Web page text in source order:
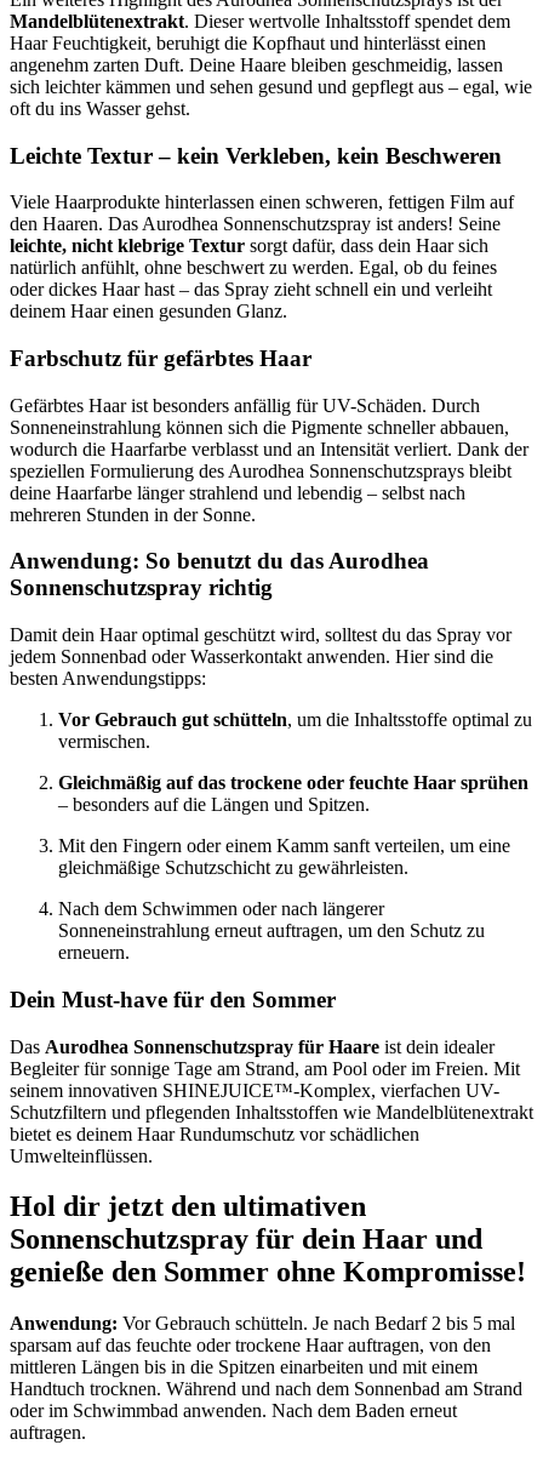
Mandelblütenextrakt. Dieser wertvolle Inhaltsstoff spendet dem
Haar Feuchtigkeit, beruhigt die Kopfhaut und hinterlässt einen
angenehm zarten Duft. Deine Haare bleiben geschmeidig, lassen
sich leichter kämmen und sehen gesund und gepflegt aus – egal, wie
oft du ins Wasser gehst.
Leichte Textur – kein Verkleben, kein Beschweren
Viele Haarprodukte hinterlassen einen schweren, fettigen Film auf
den Haaren. Das Aurodhea Sonnenschutzspray ist anders! Seine
leichte, nicht klebrige Textur sorgt dafür, dass dein Haar sich
natürlich anfühlt, ohne beschwert zu werden. Egal, ob du feines
oder dickes Haar hast – das Spray zieht schnell ein und verleiht
deinem Haar einen gesunden Glanz.
Farbschutz für gefärbtes Haar
Gefärbtes Haar ist besonders anfällig für UV-Schäden. Durch
Sonneneinstrahlung können sich die Pigmente schneller abbauen,
wodurch die Haarfarbe verblasst und an Intensität verliert. Dank der
speziellen Formulierung des Aurodhea Sonnenschutzsprays bleibt
deine Haarfarbe länger strahlend und lebendig – selbst nach
mehreren Stunden in der Sonne.
Anwendung: So benutzt du das Aurodhea
Sonnenschutzspray richtig
Damit dein Haar optimal geschützt wird, solltest du das Spray vor
jedem Sonnenbad oder Wasserkontakt anwenden. Hier sind die
besten Anwendungstipps:
Vor Gebrauch gut schütteln, um die Inhaltsstoffe optimal zu
vermischen.
Gleichmäßig auf das trockene oder feuchte Haar sprühen
– besonders auf die Längen und Spitzen.
Mit den Fingern oder einem Kamm sanft verteilen, um eine
gleichmäßige Schutzschicht zu gewährleisten.
Nach dem Schwimmen oder nach längerer
Sonneneinstrahlung erneut auftragen, um den Schutz zu
erneuern.
Dein Must-have für den Sommer
Das Aurodhea Sonnenschutzspray für Haare ist dein idealer
Begleiter für sonnige Tage am Strand, am Pool oder im Freien. Mit
seinem innovativen SHINEJUICE™-Komplex, vierfachen UV-
Schutzfiltern und pflegenden Inhaltsstoffen wie Mandelblütenextrakt
bietet es deinem Haar Rundumschutz vor schädlichen
Umwelteinflüssen.
Hol dir jetzt den ultimativen
Sonnenschutzspray für dein Haar und
genieße den Sommer ohne Kompromisse!
Anwendung: Vor Gebrauch schütteln. Je nach Bedarf 2 bis 5 mal
sparsam auf das feuchte oder trockene Haar auftragen, von den
mittleren Längen bis in die Spitzen einarbeiten und mit einem
Handtuch trocknen. Während und nach dem Sonnenbad am Strand
oder im Schwimmbad anwenden. Nach dem Baden erneut
auftragen.